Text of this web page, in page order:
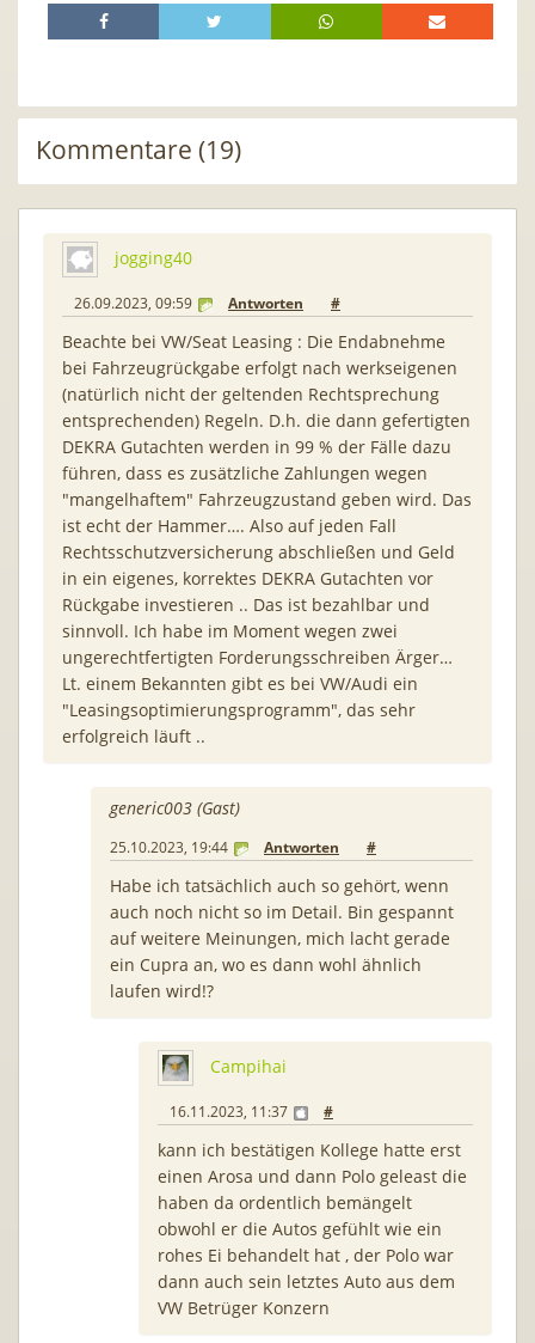
Kommentare (19)
jogging40
26.09.2023, 09:59 Antworten #
Beachte bei VW/Seat Leasing : Die Endabnehme
bei Fahrzeugrückgabe erfolgt nach werkseigenen
(natürlich nicht der geltenden Rechtsprechung
entsprechenden) Regeln. D.h. die dann gefertigten
DEKRA Gutachten werden in 99 % der Fälle dazu
führen, dass es zusätzliche Zahlungen wegen
"mangelhaftem" Fahrzeugzustand geben wird. Das
ist echt der Hammer…. Also auf jeden Fall
Rechtsschutzversicherung abschließen und Geld
in ein eigenes, korrektes DEKRA Gutachten vor
Rückgabe investieren .. Das ist bezahlbar und
sinnvoll. Ich habe im Moment wegen zwei
ungerechtfertigten Forderungsschreiben Ärger…
Lt. einem Bekannten gibt es bei VW/Audi ein
"Leasingsoptimierungsprogramm", das sehr
erfolgreich läuft ..
generic003 (Gast)
25.10.2023, 19:44 Antworten #
Habe ich tatsächlich auch so gehört, wenn
auch noch nicht so im Detail. Bin gespannt
auf weitere Meinungen, mich lacht gerade
ein Cupra an, wo es dann wohl ähnlich
laufen wird!?
Campihai
16.11.2023, 11:37 #
kann ich bestätigen Kollege hatte erst
einen Arosa und dann Polo geleast die
haben da ordentlich bemängelt
obwohl er die Autos gefühlt wie ein
rohes Ei behandelt hat , der Polo war
dann auch sein letztes Auto aus dem
VW Betrüger Konzern